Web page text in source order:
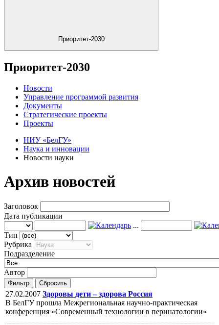
Приоритет-2030
Приоритет-2030
Новости
Управление программой развития
Документы
Стратегические проекты
Проекты
НИУ «БелГУ»
Наука и инновации
Новости науки
Архив новостей
Заголовок
Дата публикации
...
Тип
Рубрика
Подразделение
Автор
Фильтр Сбросить
27.02.2007 Здоровы дети – здорова Россия
В БелГУ прошла Межрегиональная научно-практическая
конференция «Современный технологии в перинатологии»